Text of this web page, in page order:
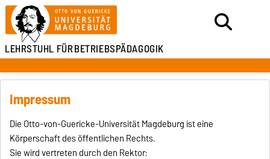
LEHRSTUHL FÜRBETRIEBSPÄDAGOGIK
Impressum
Die Otto-von-Guericke-Universität Magdeburg ist eine
Körperschaft des öffentlichen Rechts.
Sie wird vertreten durch den Rektor: